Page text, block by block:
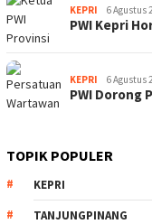
KEPRI 6 Agustus
PWI Kepri
KEPRI 6 Agustus
PWI
TOPIK POPULER
KEPRI
TANJUNGPINANG